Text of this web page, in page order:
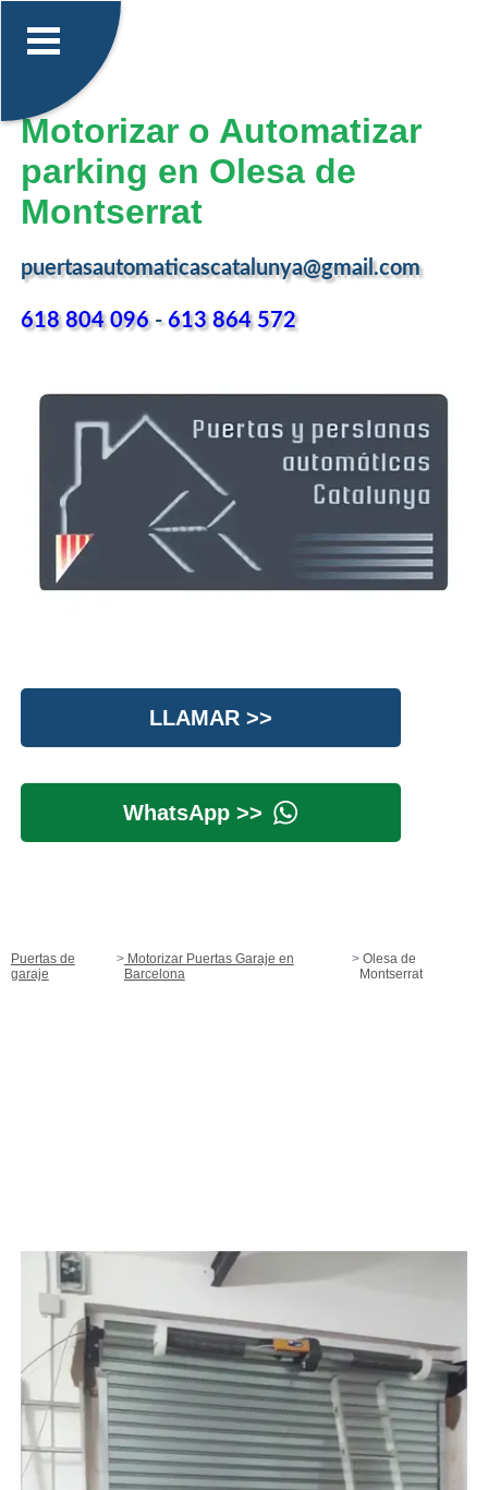
Motorizar o Automatizar
parking en Olesa de
Montserrat
puertasautomaticascatalunya@gmail.com
618 804 096-613 864 572
LLAMAR >>
WhatsApp >>
Puertas de
garaje
Motorizar Puertas Garaje en
Barcelona
Olesa de
Montserrat